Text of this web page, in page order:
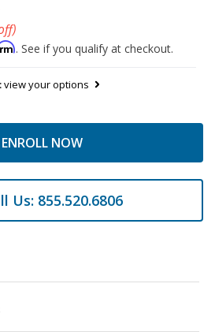
. See if you qualify at checkout.
view your options
ENROLL NOW
Us: 855.520.6806